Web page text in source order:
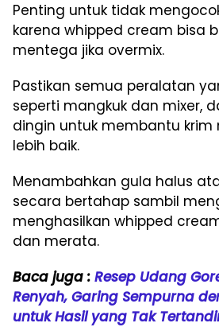
Penting untuk tidak
karena whipped cream bisa
mentega jika overmix.
Pastikan semua peralatan
seperti mangkuk dan mixer,
dingin untuk membantu
lebih baik.
Menambahkan gula halus
secara bertahap sambil
menghasilkan whipped
dan merata.
Baca juga : Resep Udang
Renyah, Garing Sempurna
untuk Hasil yang Tak